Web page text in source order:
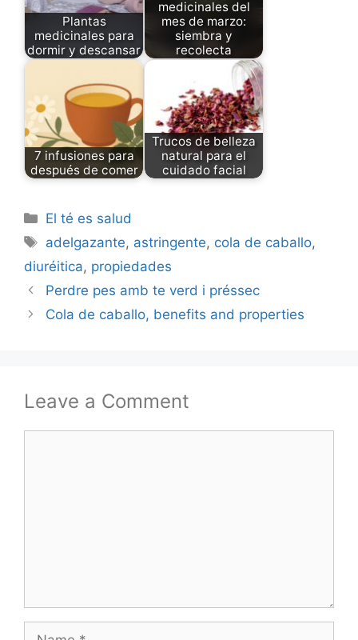
Plantas
medicinales para
dormir y descansar
medicinales del
mes de marzo:
siembra y
recolecta
7 infusiones para
después de comer
Trucos de belleza
natural para el
cuidado facial
Categories
El té es salud
Tags
adelgazante, astringente, cola de caballo,
diuréitica, propiedades
Perdre pes amb te verd i préssec
Cola de caballo, benefits and properties
Leave a Comment
Name